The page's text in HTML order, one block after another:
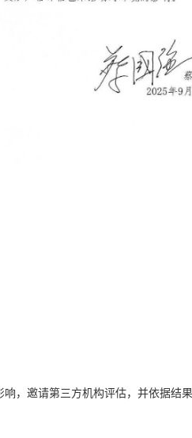
，邀请第三方机构评估，并依据结